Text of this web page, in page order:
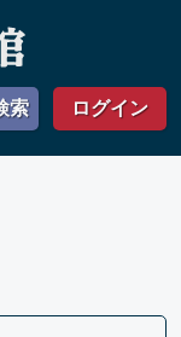
ログイン
索